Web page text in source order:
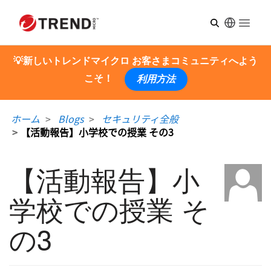
Open
💡新しいトレンドマイクロ お客さまコミュニティへよう
こそ！
利用方法
ホーム Blogs
セキュリティ全般
【活動報告】小学校での授業 その3
【活動報告】小
学校での授業 そ
の3